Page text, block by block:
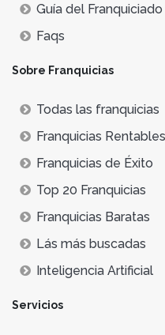
Guía del Franquiciado
Faqs
Sobre Franquicias
Todas las franquicias
Franquicias Rentables
Franquicias de Éxito
Top 20 Franquicias
Franquicias Baratas
Lás más buscadas
Inteligencia Artificial
Servicios